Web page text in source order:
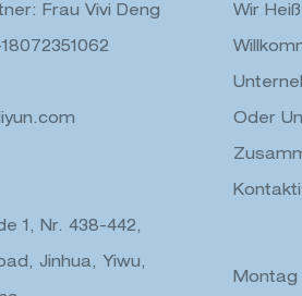
Frau Vivi Deng
1, Nr. 438-442,
Jinhua, Yiwu,
Wir
Oder
Montag